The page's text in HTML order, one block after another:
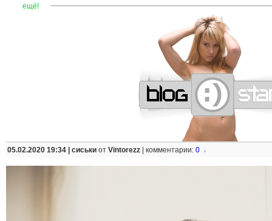
ещё! ——————————————————————
05.02.2020 19:34 | сиськи от Vintorezz комментарии: 0 ↓